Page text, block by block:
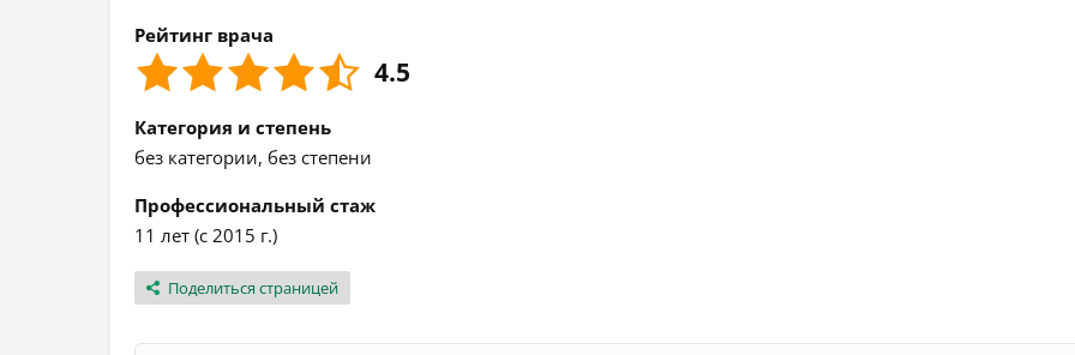
Рейтинг врача
4.5
Категория и степень
без категории, без степени
Профессиональный стаж
11 лет (с 2015 г.)
Поделиться страницей